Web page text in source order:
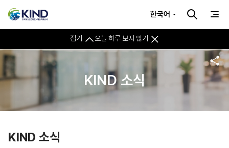
접기 오늘 하루 보지 않기
한국어
KIND 소식
KIND 소식